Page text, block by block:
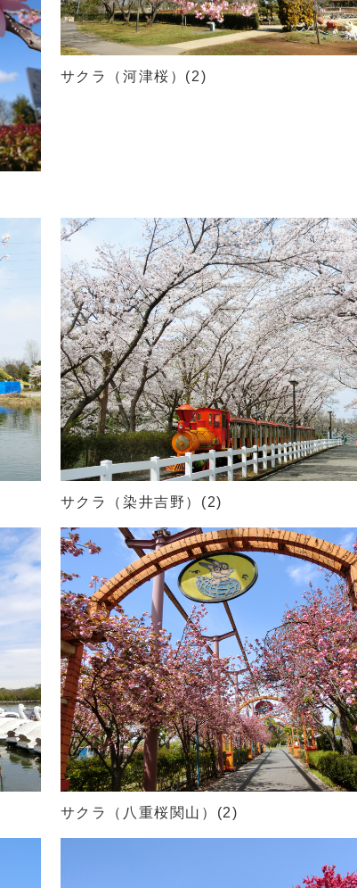
サクラ（河津桜）(2)
サクラ（染井吉野）(2)
サクラ（八重桜関山）(2)